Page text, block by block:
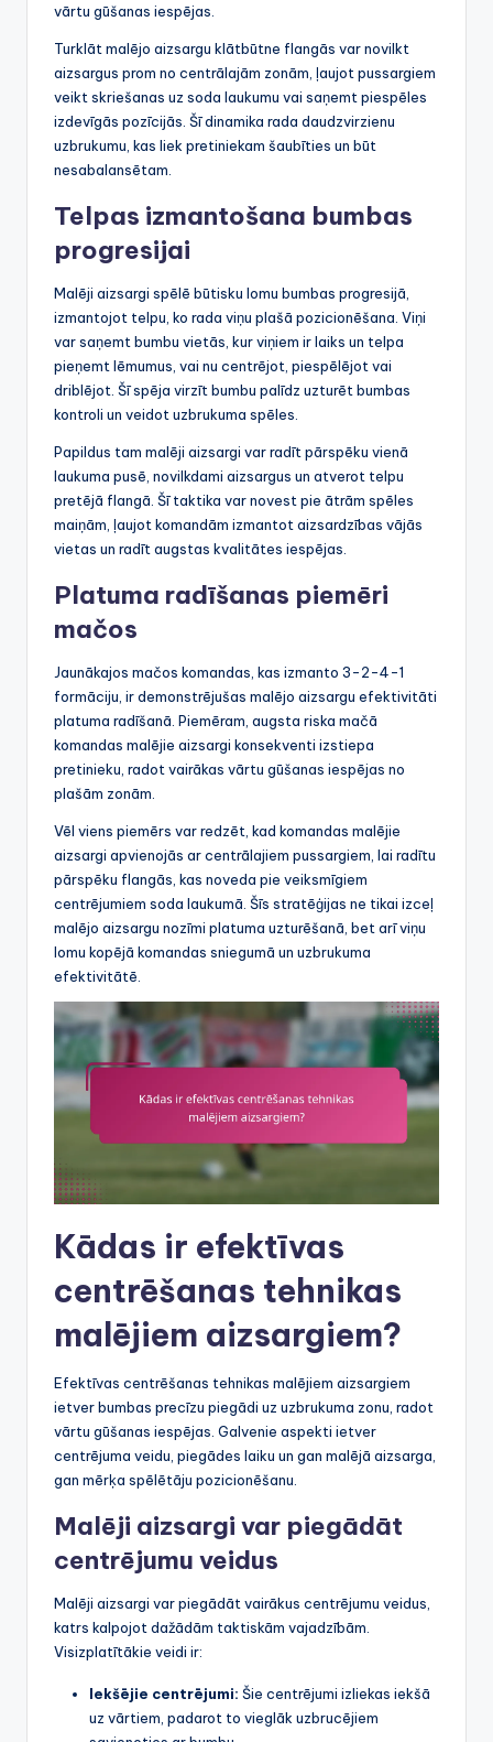
vārtu gūšanas iespējas.
Turklāt malējo aizsargu klātbūtne flangās var novilkt
aizsargus prom no centrālajām zonām, ļaujot pussargiem
veikt skriešanas uz soda laukumu vai saņemt piespēles
izdevīgās pozīcijās. Šī dinamika rada daudzvirzienu
uzbrukumu, kas liek pretiniekam šaubīties un būt
nesabalansētam.
Telpas izmantošana bumbas
progresijai
Malēji aizsargi spēlē būtisku lomu bumbas progresijā,
izmantojot telpu, ko rada viņu plašā pozicionēšana. Viņi
var saņemt bumbu vietās, kur viņiem ir laiks un telpa
pieņemt lēmumus, vai nu centrējot, piespēlējot vai
driblējot. Šī spēja virzīt bumbu palīdz uzturēt bumbas
kontroli un veidot uzbrukuma spēles.
Papildus tam malēji aizsargi var radīt pārspēku vienā
laukuma pusē, novilkdami aizsargus un atverot telpu
pretējā flangā. Šī taktika var novest pie ātrām spēles
maiņām, ļaujot komandām izmantot aizsardzības vājās
vietas un radīt augstas kvalitātes iespējas.
Platuma radīšanas piemēri
mačos
Jaunākajos mačos komandas, kas izmanto 3-2-4-1
formāciju, ir demonstrējušas malējo aizsargu efektivitāti
platuma radīšanā. Piemēram, augsta riska mačā
komandas malējie aizsargi konsekventi izstiepa
pretinieku, radot vairākas vārtu gūšanas iespējas no
plašām zonām.
Vēl viens piemērs var redzēt, kad komandas malējie
aizsargi apvienojās ar centrālajiem pussargiem, lai radītu
pārspēku flangās, kas noveda pie veiksmīgiem
centrējumiem soda laukumā. Šīs stratēģijas ne tikai izceļ
malējo aizsargu nozīmi platuma uzturēšanā, bet arī viņu
lomu kopējā komandas sniegumā un uzbrukuma
efektivitātē.
Kādas ir efektīvas
centrēšanas tehnikas
malējiem aizsargiem?
Efektīvas centrēšanas tehnikas malējiem aizsargiem
ietver bumbas precīzu piegādi uz uzbrukuma zonu, radot
vārtu gūšanas iespējas. Galvenie aspekti ietver
centrējuma veidu, piegādes laiku un gan malējā aizsarga,
gan mērķa spēlētāju pozicionēšanu.
Malēji aizsargi var piegādāt
centrējumu veidus
Malēji aizsargi var piegādāt vairākus centrējumu veidus,
katrs kalpojot dažādām taktiskām vajadzībām.
Visizplatītākie veidi ir:
Iekšējie centrējumi: Šie centrējumi izliekas iekšā
uz vārtiem, padarot to vieglāk uzbrucējiem